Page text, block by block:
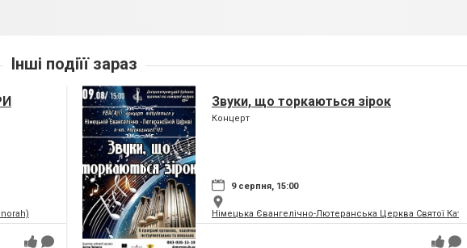
Інші подіїї зараз
Звуки, що торкаються зірок
Концерт
9 серпня, 15:00
Німецька Євангелічно-Лютеранська Церква Святої